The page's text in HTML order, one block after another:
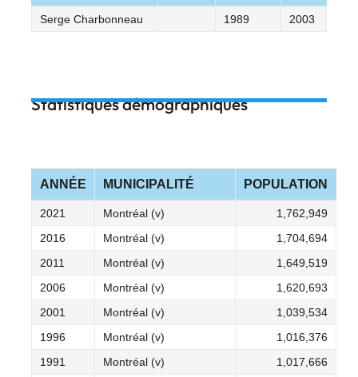
Serge Charbonneau 1989 2003
Statistiques démographiques
ANNÉE MUNICIPALITÉ POPULATION
2021 Montréal (v)
1,762,949
2016
Montréal (v)
1,704,694
2011
Montréal (v)
1,649,519
2006
Montréal (v)
1,620,693
2001
Montréal (v)
1,039,534
1996
Montréal (v)
1,016,376
1991
Montréal (v)
1,017,666